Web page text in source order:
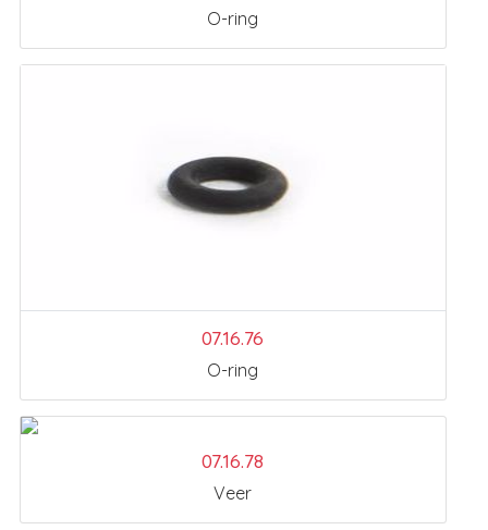
O-ring
07.16.76
O-ring
07.16.78
Veer